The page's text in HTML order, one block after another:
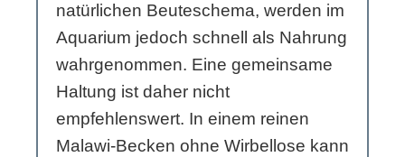
natürlichen Beuteschema, werden im
Aquarium jedoch schnell als Nahrung
wahrgenommen. Eine gemeinsame
Haltung ist daher nicht
empfehlenswert. In einem reinen
Malawi-Becken ohne Wirbellose kann